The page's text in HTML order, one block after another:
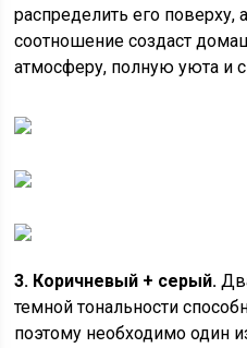
распределить его поверху,
соотношение создаст
атмосферу, полную уюта и
3. Коричневый + серый.
темной тональности
поэтому необходимо один